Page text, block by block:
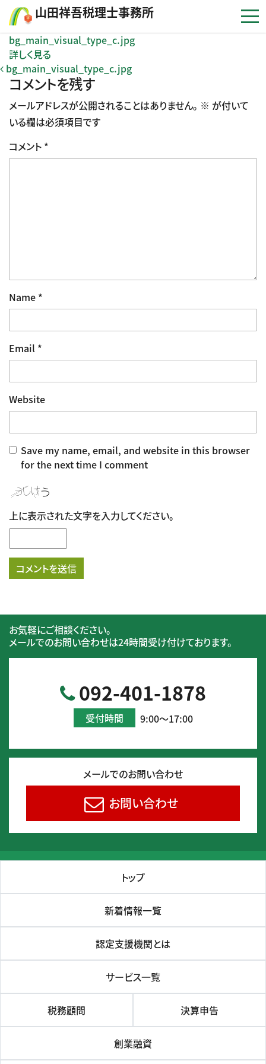
コンテンツへスキップ
⼭⽥祥吾税理⼠事務所
bg_main_visual_type_c.jpg
詳しく見る
投稿ナビゲーション
bg_main_visual_type_c.jpg
コメントを残す
メールアドレスが公開されることはありません。 ※ が付いて
いる欄は必須項目です
コメント *
Name *
Email *
Website
Save my name, email, and website in this browser
for the next time I comment
上に表示された文字を入力してください。
お気軽にご相談ください。
メールでのお問い合わせは24時間受け付けております。
092-401-1878
受付時間 9:00～17:00
メールでのお問い合わせ
お問い合わせ
トップ
新着情報一覧
認定支援機関とは
サービス一覧
税務顧問 決算申告
創業融資